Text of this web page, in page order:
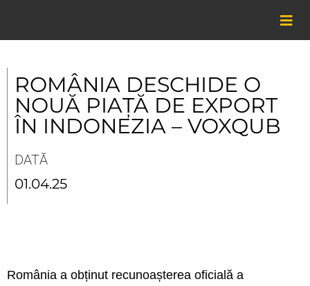
content
ROMÂNIA DESCHIDE O
NOUĂ PIAȚĂ DE EXPORT
ÎN INDONEZIA – VOXQUB
DATĂ
01.04.25
România a obținut recunoașterea oficială a